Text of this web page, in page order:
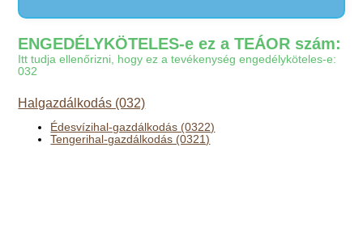
ENGEDÉLYKÖTELES-e ez a TEÁOR szám:
Itt tudja ellenőrizni, hogy ez a tevékenység engedélyköteles-e:
032
Halgazdálkodás (032)
Édesvízihal-gazdálkodás (0322)
Tengerihal-gazdálkodás (0321)